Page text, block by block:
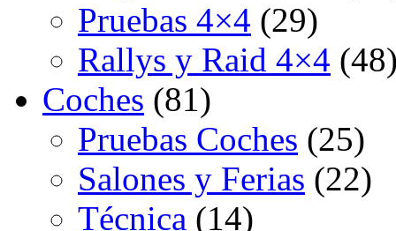
Pruebas 4×4 (29)
Rallys y Raid 4×4
Coches (81)
Pruebas Coches (25)
Salones y Ferias (22)
Técnica (14)